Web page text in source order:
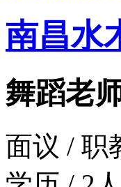
南昌水
舞蹈老
面议 / 职